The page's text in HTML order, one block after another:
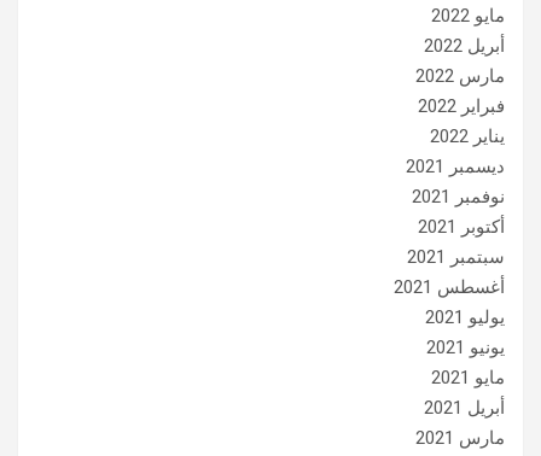
مايو 2022
أبريل 2022
مارس 2022
فبراير 2022
يناير 2022
ديسمبر 2021
نوفمبر 2021
أكتوبر 2021
سبتمبر 2021
أغسطس 2021
يوليو 2021
يونيو 2021
مايو 2021
أبريل 2021
مارس 2021